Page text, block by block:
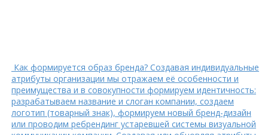
Как формируется образ бренда? Создавая индивидуальные
атрибуты организации мы отражаем её особенности и
преимущества и в совокупности формируем идентичность:
разрабатываем название и слоган компании, создаем
логотип (товарный знак), формируем новый бренд-дизайн
или проводим ребрендинг устаревшей системы визуальной